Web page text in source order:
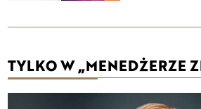
TYLKO W „MENEDŻERZE